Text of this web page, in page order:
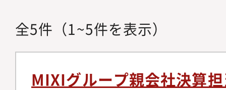
全5件 （1~5件を表示）
MIXIグループ親会社決算